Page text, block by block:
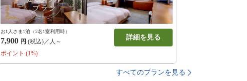
お1人さま1泊（2名1室利用時）
7,900 円 (税込)／人～
詳細を見る
ポイント (1%)
すべてのプランを見る